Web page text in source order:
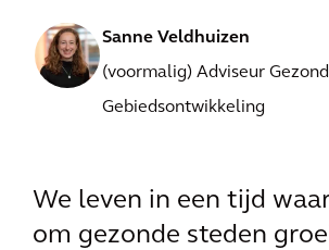
Sanne Veldhuizen
(voormalig) Adviseur
Gebiedsontwikkeling
We leven in een tijd
om gezonde steden